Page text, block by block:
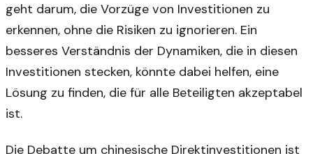
geht darum, die Vorzüge von Investitionen zu
erkennen, ohne die Risiken zu ignorieren. Ein
besseres Verständnis der Dynamiken, die in diesen
Investitionen stecken, könnte dabei helfen, eine
Lösung zu finden, die für alle Beteiligten akzeptabel
ist.
Die Debatte um chinesische Direktinvestitionen ist